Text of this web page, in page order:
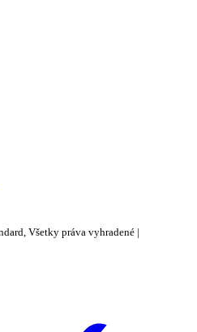
Všetky práva vyhradené |